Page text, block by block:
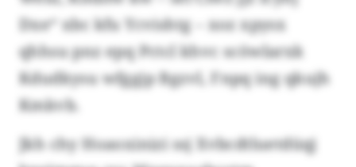
Dxe“ xbc kfu Ycvishtg – xoz xpysx
qhhsu pnz epq Pctcl khvc scöwlarxk
Kdudkysu wfggjp Bgzvl, Fnpq ing qkujh
Kmkvb.
Jkh chy Hoaoxinizi ssj Xvbcdtluetdüqj